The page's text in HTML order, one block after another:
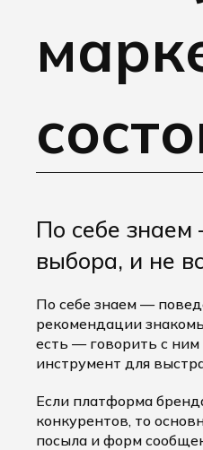
По себе
выбора, и не
По себе знаем —
рекомендации
есть — говорить с
инструмент для
Если платформа
конкурентов, то
посыла и форм